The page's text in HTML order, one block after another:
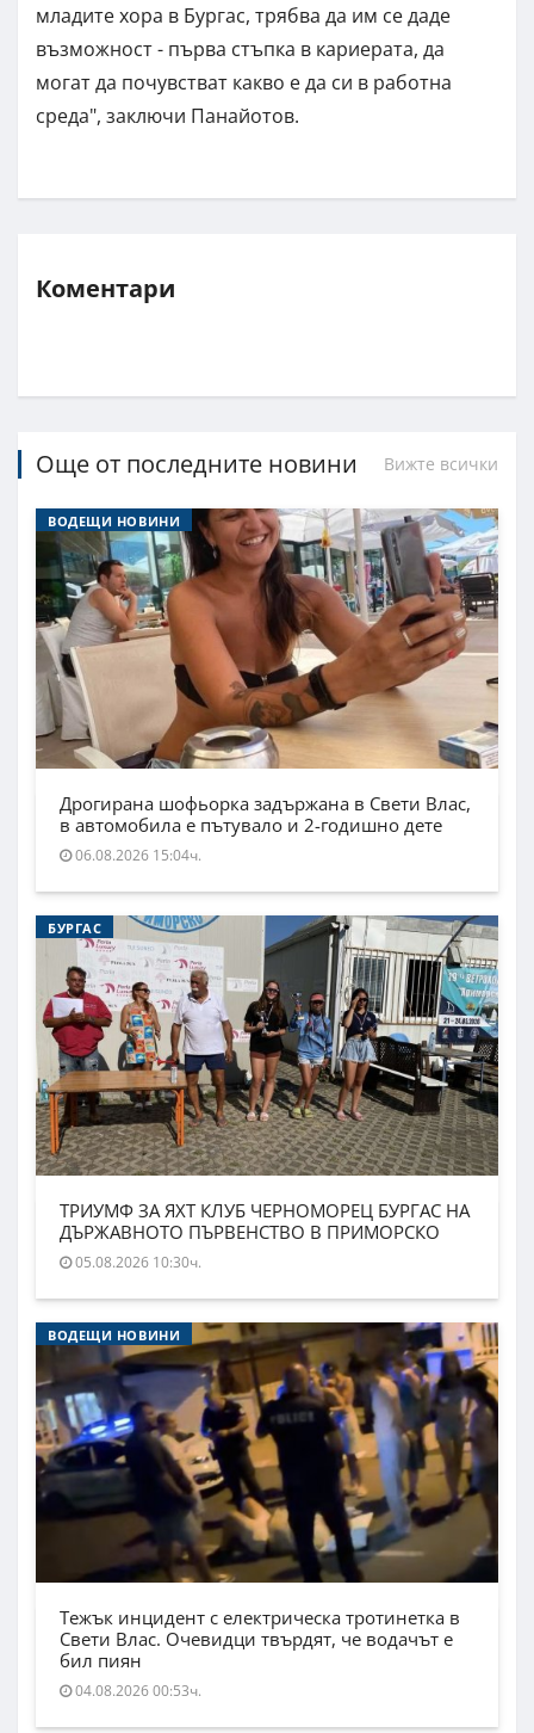
младите хора в Бургас, трябва да им се даде
възможност - първа стъпка в кариерата, да
могат да почувстват какво е да си в работна
среда", заключи Панайотов.
Коментари
Още от последните новини Вижте всички
ВОДЕЩИ НОВИНИ
Дрогирана шофьорка задържана в Свети Влас,
в автомобила е пътувало и 2-годишно дете
06.08.2026 15:04ч.
БУРГАС
ТРИУМФ ЗА ЯХТ КЛУБ ЧЕРНОМОРЕЦ БУРГАС НА
ДЪРЖАВНОТО ПЪРВЕНСТВО В ПРИМОРСКО
05.08.2026 10:30ч.
ВОДЕЩИ НОВИНИ
Тежък инцидент с електрическа тротинетка в
Свети Влас. Очевидци твърдят, че водачът е
бил пиян
04.08.2026 00:53ч.